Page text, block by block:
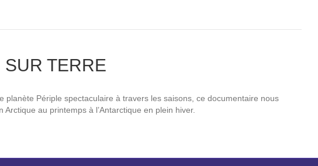
SUR TERRE
planète Périple spectaculaire à travers les saisons, ce documentaire nous
Arctique au printemps à l’Antarctique en plein hiver.